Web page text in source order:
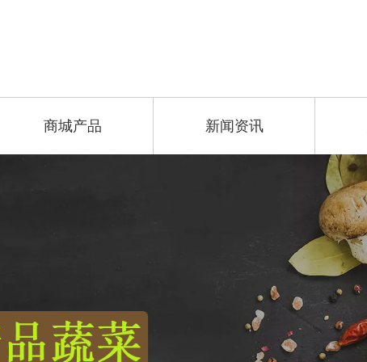
商城产品 新闻资讯